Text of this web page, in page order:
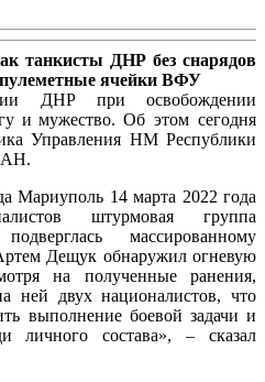
танкисты ДНР без снарядов
ячейки ВФУ
ДНР при освобождении
и мужество. Об этом сегодня
Управления НМ Республики
Мариуполь 14 марта 2022 года
штурмовая группа
массированному
Дещук обнаружил огневую
на полученные ранения,
ней двух националистов, что
выполнение боевой задачи и
личного состава», – сказал